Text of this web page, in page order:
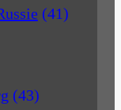
(41)
(43)